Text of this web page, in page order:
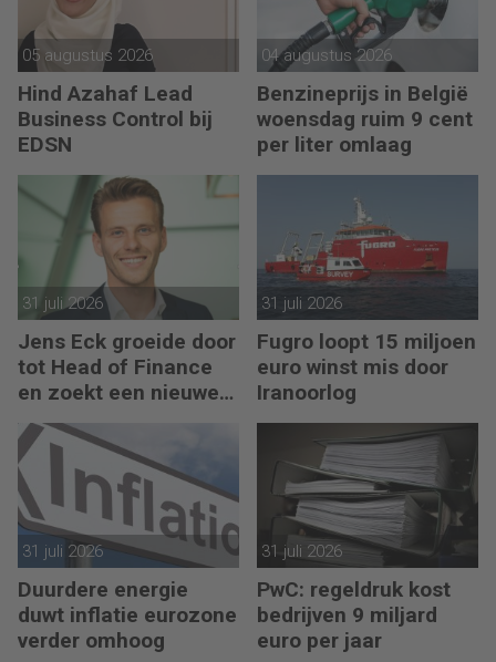
05 augustus 2026
Hind Azahaf Lead
Business Control bij
EDSN
04 augustus 2026
Benzineprijs in België
woensdag ruim 9 cent
per liter omlaag
31 juli 2026
Jens Eck groeide door
tot Head of Finance
en zoekt een nieuwe
uitdaging
31 juli 2026
Fugro loopt 15 miljoen
euro winst mis door
Iranoorlog
31 juli 2026
Duurdere energie
duwt inflatie eurozone
verder omhoog
31 juli 2026
PwC: regeldruk kost
bedrijven 9 miljard
euro per jaar